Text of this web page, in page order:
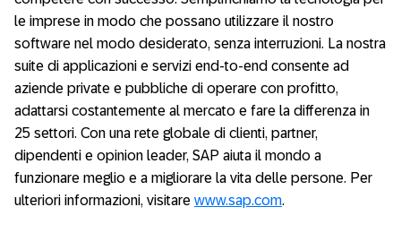
le imprese in modo che possano utilizzare il nostro
software nel modo desiderato, senza interruzioni. La nostra
suite di applicazioni e servizi end-to-end consente ad
aziende private e pubbliche di operare con profitto,
adattarsi costantemente al mercato e fare la differenza in
25 settori. Con una rete globale di clienti, partner,
dipendenti e opinion leader, SAP aiuta il mondo a
funzionare meglio e a migliorare la vita delle persone. Per
ulteriori informazioni, visitare www.sap.com.